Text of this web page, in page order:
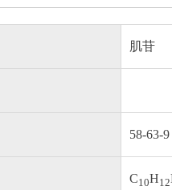
肌苷
58-63-9
C10H12